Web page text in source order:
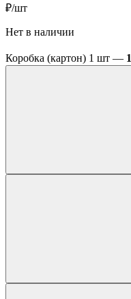
₽/шт
Нет в наличии
Коробка (картон) 1 шт —